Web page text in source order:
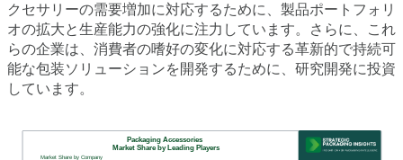
クセサリーの需要増加に対応するために、製品ポートフォリ
オの拡大と生産能力の強化に注力しています。さらに、これ
らの企業は、消費者の嗜好の変化に対応する革新的で持続可
能な包装ソリューションを開発するために、研究開発に投資
しています。